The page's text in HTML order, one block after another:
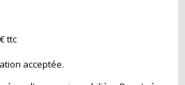
ttc
acceptée.